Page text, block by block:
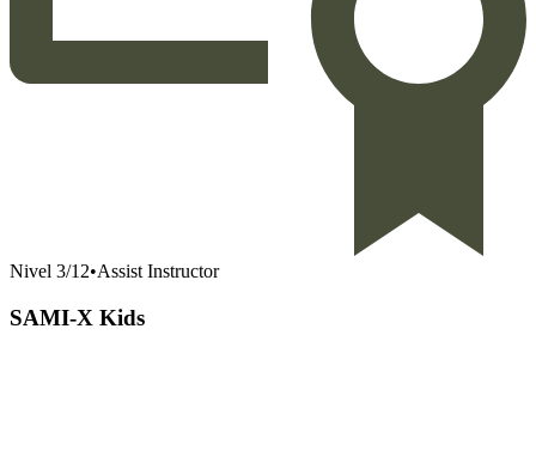
Nivel 3/12•Assist Instructor
SAMI-X Kids